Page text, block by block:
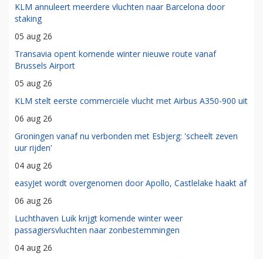
KLM annuleert meerdere vluchten naar Barcelona door
staking
05 aug 26
Transavia opent komende winter nieuwe route vanaf
Brussels Airport
05 aug 26
KLM stelt eerste commerciële vlucht met Airbus A350-900 uit
06 aug 26
Groningen vanaf nu verbonden met Esbjerg: 'scheelt zeven
uur rijden'
04 aug 26
easyJet wordt overgenomen door Apollo, Castlelake haakt af
06 aug 26
Luchthaven Luik krijgt komende winter weer
passagiersvluchten naar zonbestemmingen
04 aug 26